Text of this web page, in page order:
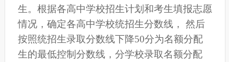
生。根据各高中学校招生计划和考生填报志愿
情况，确定各高中学校统招生分数线， 然后
按照统招生录取分数线下降50分为名额分配
生的最低控制分数线，分学校录取名额分配